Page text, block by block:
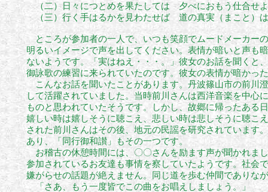
（二）日々につとめを果たしては 夕べにおもう仕合
（三）行く手はるかを見わたせば 道の真実（まこと）
ところが参加者の一人で、いつも笑顔でムードメーカー
明るいイメージで声を出してください。表情が暗いと声も
ないようです。「実はねえ・・・。」彼女のお話を聞くと
御詠歌の練習に来られていたのです。彼女の表情が暗かっ
こんなお話を聞いたことがあります。丹波篠山市の前川
して活躍されていました。当時前川さんは西洋音楽を中心
ものと思われていたそうです。しかし、故郷に帰ったある
嬉しい時は嬉しそうに聴こえ、悲しい時は悲しそうに聴こ
された前川さんはその後、地元の民謡を研究されています
あり、「同行御和讃」もその一つです。
お稽古の休憩時間には、〇〇さんを励ます声が聞かれま
参加されているお友達も事情を察していたようです。社会
嫌がらせの話題が絶えません。同じ道を歩む仲間でありな
「さあ、もう一度皆でこの曲をお唱えしましょう。」